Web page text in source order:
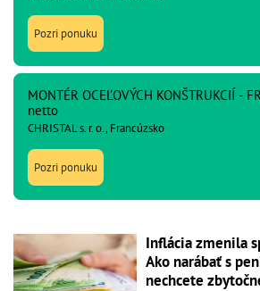
Pozri ponuku
MONTÉR OCEĽOVÝCH KONŠTRUKCIÍ -
netto
CHRISTAL s. r. o., Francúzsko
Pozri ponuku
Inflácia zmenila
Ako narábať s
nechcete